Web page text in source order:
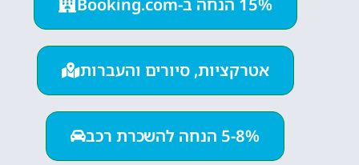
אטרקציות, סיורים והעברות
5-8% הנחה להשכרת רכב